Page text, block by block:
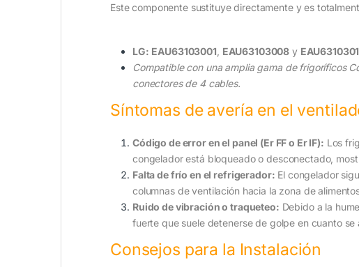
Este componente sustituye directamente y es
LG: EAU63103001 EAU63103008 y
Compatible con una amplia gama de frigoríficos
conectores de 4 cables.
Síntomas de avería en el
Código de error en el panel (Er FF o Er IF): Los
congelador está bloqueado o desconectado,
Falta de frío en el refrigerador: El congelador
columnas de ventilación hacia la zona de
Ruido de vibración o traqueteo: Debido a la
fuerte que suele detenerse de golpe en cuanto
Consejos para la Instalación